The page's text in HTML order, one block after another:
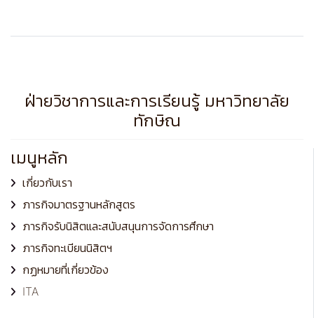
ฝ่ายวิชาการและการเรียนรู้ มหาวิทยาลัย
ทักษิณ
เมนูหลัก
เกี่ยวกับเรา
ภารกิจมาตรฐานหลักสูตร
ภารกิจรับนิสิตและสนับสนุนการจัดการศึกษา
ภารกิจทะเบียนนิสิตฯ
กฏหมายที่เกี่ยวข้อง
ITA